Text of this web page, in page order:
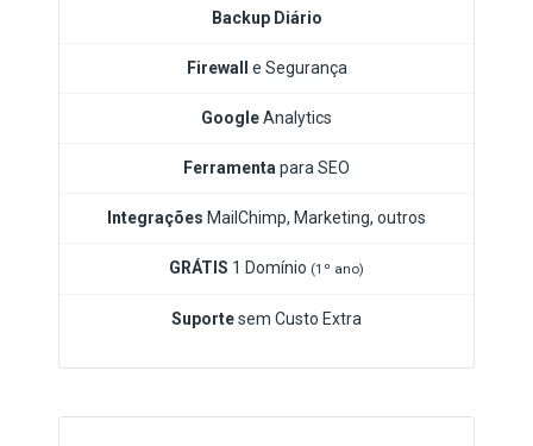
Backup Diário
Firewall e Segurança
GoogleAnalytics
Ferramenta para SEO
Integrações MailChimp, Marketing, outros
GRÁTIS 1 Domínio (1º ano)
Suportesem Custo Extra